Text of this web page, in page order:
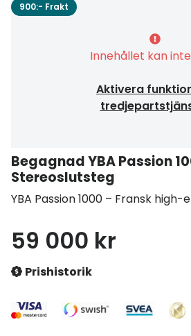
900:- Frakt
Innehållet kan
Aktivera
Begagnad YBA Passion
Stereoslutsteg
YBA Passion 1000 – Fransk
59 000 kr
Prishistorik